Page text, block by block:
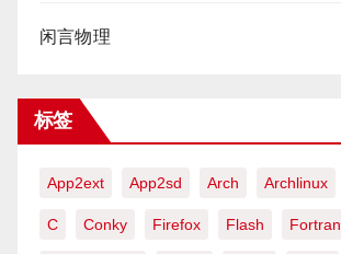
闲言物理
标签
App2ext App2sd Arch Archlinux
C Conky Firefox Flash Fortran